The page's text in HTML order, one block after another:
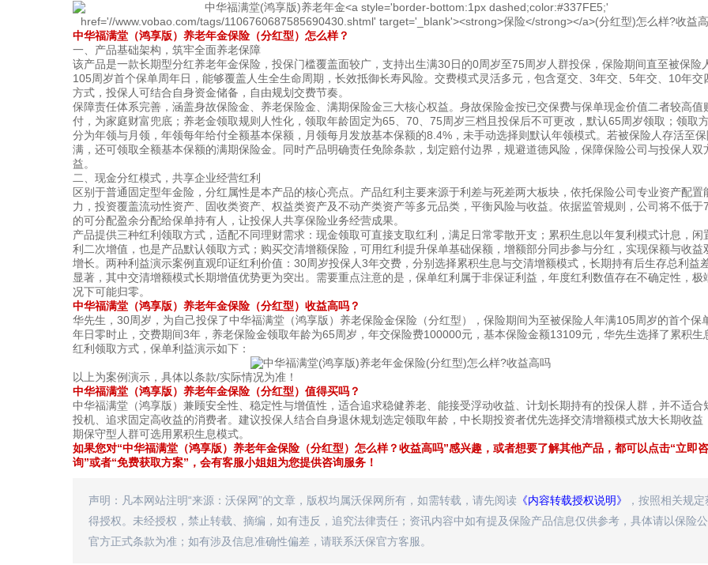
中华福满堂（鸿享版）养老年金保险（分红型）怎么样？
一、产品基础架构，筑牢全面养老保障
该产品是一款长期型分红养老年金保险，投保门槛覆盖面较广，支持出生满30日的0周岁至75周岁人群投保，保险期间直至被保险
105周岁首个保单周年日，能够覆盖人生全生命周期，长效抵御长寿风险。交费模式灵活多元，包含趸交、3年交、5年交、10年交
方式，投保人可结合自身资金储备，自由规划交费节奏。
保障责任体系完善，涵盖身故保险金、养老保险金、满期保险金三大核心权益。身故保险金按已交保费与保单现金价值二者较高值
付，为家庭财富兜底；养老金领取规则人性化，领取年龄固定为65、70、75周岁三档且投保后不可更改，默认65周岁领取；领取
分为年领与月领，年领每年给付全额基本保额，月领每月发放基本保额的8.4%，未手动选择则默认年领模式。若被保险人存活至
满，还可领取全额基本保额的满期保险金。同时产品明确责任免除条款，划定赔付边界，规避道德风险，保障保险公司与投保人双
益。
二、现金分红模式，共享企业经营红利
区别于普通固定型年金险，分红属性是本产品的核心亮点。产品红利主要来源于利差与死差两大板块，依托保险公司专业资产配置
力，投资覆盖流动性资产、固收类资产、权益类资产及不动产类资产等多元品类，平衡风险与收益。依据监管规则，公司将不低于
的可分配盈余分配给保单持有人，让投保人共享保险业务经营成果。
产品提供三种红利领取方式，适配不同理财需求：现金领取可直接支取红利，满足日常零散开支；累积生息以年复利模式计息，闲
利二次增值，也是产品默认领取方式；购买交清增额保险，可用红利提升保单基础保额，增额部分同步参与分红，实现保额与收益
增长。两种利益演示案例直观印证红利价值：30周岁投保人3年交费，分别选择累积生息与交清增额模式，长期持有后生存总利益
显著，其中交清增额模式长期增值优势更为突出。需要重点注意的是，保单红利属于非保证利益，年度红利数值存在不确定性，极
况下可能归零。
中华福满堂（鸿享版）养老年金保险（分红型）收益高吗？
华先生，30周岁，为自己投保了中华福满堂（鸿享版）养老保险金保险（分红型），保险期间为至被保险人年满105周岁的首个保
年日零时止，交费期间3年，养老保险金领取年龄为65周岁，年交保险费100000元，基本保险金额13109元，华先生选择了累积生
红利领取方式，保单利益演示如下：
以上为案例演示，具体以条款/实际情况为准！
中华福满堂（鸿享版）养老年金保险（分红型）值得买吗？
中华福满堂（鸿享版）兼顾安全性、稳定性与增值性，适合追求稳健养老、能接受浮动收益、计划长期持有的投保人群，并不适合
投机、追求固定高收益的消费者。建议投保人结合自身退休规划选定领取年龄，中长期投资者优先选择交清增额模式放大长期收益
期保守型人群可选用累积生息模式。
如果您对“中华福满堂（鸿享版）养老年金保险（分红型）怎么样？收益高吗”感兴趣，或者想要了解其他产品，都可以点击“立即咨
询”或者“免费获取方案”，会有客服小姐姐为您提供咨询服务！
声明：凡本网站注明“来源：沃保网”的文章，版权均属沃保网所有，如需转载，请先阅读《内容转载授权说明》
，按照相关规定
得授权。未经授权，禁止转载、摘编，如有违反，追究法律责任；资讯内容中如有提及保险产品信息仅供参考，具体请以保险
官方正式条款为准；如有涉及信息准确性偏差，请联系沃保官方客服。